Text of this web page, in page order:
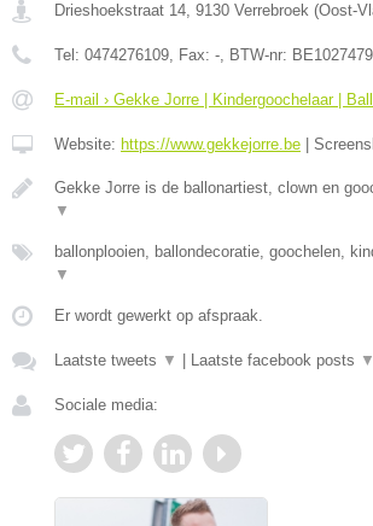
Drieshoekstraat 14, 9130 Verrebroek (Oost-
Tel: 0474276109, Fax: -, BTW-nr:
E-mail › Gekke Jorre | Kindergoochelaar |
Website: https://www.gekkejorre.be
Gekke Jorre is de ballonartiest, clown en
▼
ballonplooien, ballondecoratie, goochelen,
▼
Er wordt gewerkt op afspraak.
Laatste tweets ▼ Laatste facebook posts ▼
Sociale media: